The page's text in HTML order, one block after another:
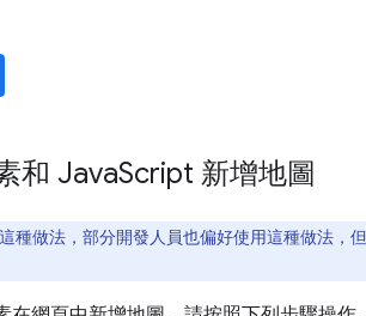
和 JavaScript 新增地圖
種做法，部分開發人員也偏好使用這種做法，